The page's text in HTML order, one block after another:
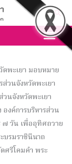
ดพะเยา มอบหมาย
วนจังหวัดพะเยา
นจังหวัดพะเยา
งค์การบริหารส่วน
๗ วัน เพื่ออุทิศถวาย
บรมราชินีนาถ
ศรีโคมคำ พระ